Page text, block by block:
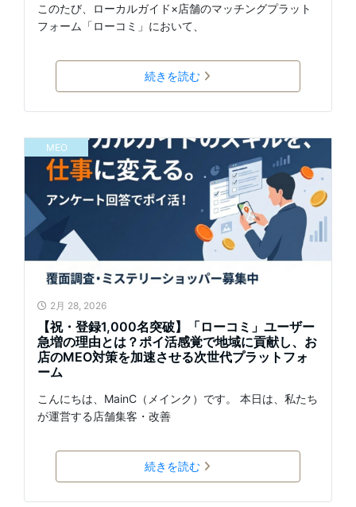
このたび、ローカルガイド×店舗のマッチングプラット
フォーム「ローコミ」において、
続きを読む
MEO
2月 28, 2026
【祝・登録1,000名突破】「ローコミ」ユーザー
急増の理由とは？ポイ活感覚で地域に貢献し、お
店のMEO対策を加速させる次世代プラットフォ
ーム
こんにちは、MainC（メインク）です。 本日は、私たち
が運営する店舗集客・改善
続きを読む